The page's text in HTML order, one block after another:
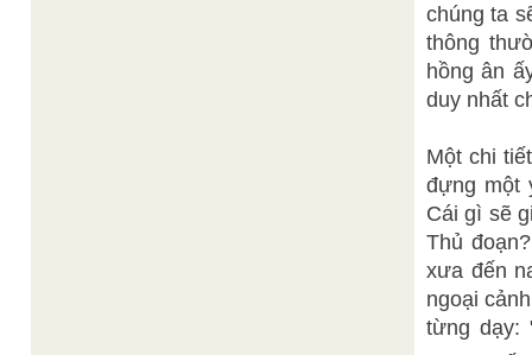
chúng ta
thông
hồng ân
duy nhất
Một chi
đựng một
Cái gì sẽ
Thủ
xưa đến
ngoại
từng dạy: